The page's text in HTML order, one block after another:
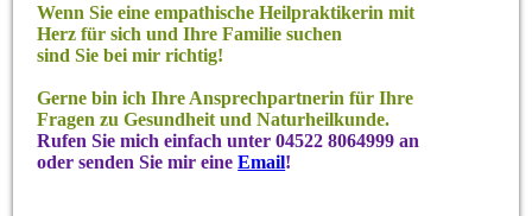
Wenn Sie eine empathische Heilpraktikerin mit
Herz für sich und Ihre Familie suchen
sind Sie bei mir richtig!
Gerne bin ich Ihre Ansprechpartnerin für Ihre
Fragen zu Gesundheit und Naturheilkunde.
Rufen Sie mich einfach unter 04522 8064999 an
oder senden Sie mir eineEmail!